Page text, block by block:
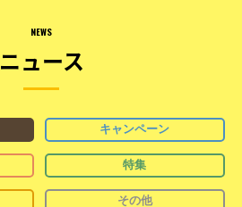
NEWS
ニュース